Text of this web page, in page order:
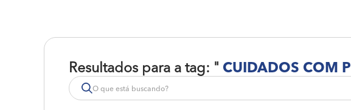
Resultados para a tag: " CUIDADOS COM